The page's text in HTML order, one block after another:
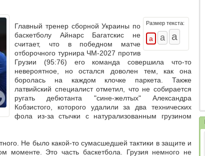
Размер текста:
Главный тренер сборной Украины по
баскетболу Айнарс Багатскис не
считает, что в победном матче
отборочного турнира ЧМ-2027 против
Грузии (95:76) его команда совершила что-то
невероятное, но остался доволен тем, как она
боролась на каждом клочке паркета. Также
латвийский специалист отметил, что не собирается
ругать дебютанта "сине-желтых" Александра
Кобзистого, которого удалили за два технических
фола из-за стычки с натурализованным грузином
Не было какой-то сумасшедшей тактики в защите и
моменте. Это часть баскетбола. Грузия немного не